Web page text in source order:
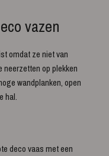
vazen
omdat ze niet van
neerzetten op plekken
wandplanken, open
hal.
deco vaas met een